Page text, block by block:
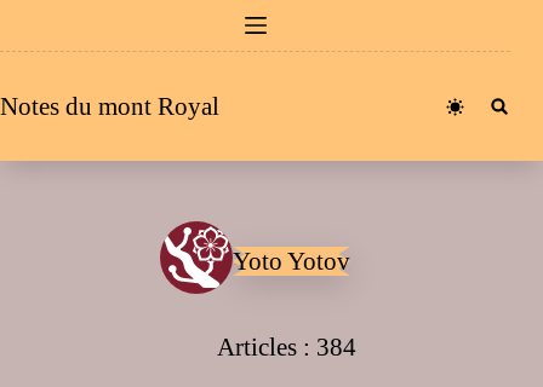
au
Notes du mont Royal
Yoto Yotov
Articles : 384